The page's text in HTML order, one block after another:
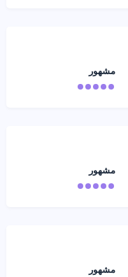
مشهور
مشهور
مشهور